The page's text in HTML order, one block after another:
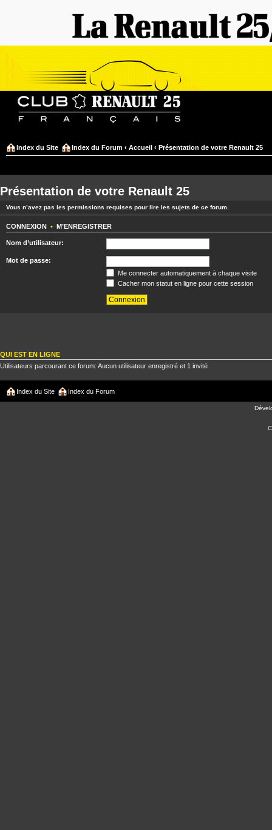
Index du Site Index du Forum ‹ Accueil ‹ Présentation de votre Renault 25
Présentation de votre Renault 25
Vous n’avez pas les permissions requises pour lire les sujets de ce forum.
CONNEXION • M’ENREGISTRER
Nom d’utilisateur:
Mot de passe:
Me connecter automatiquement à chaque visite
Cacher mon statut en ligne pour cette session
QUI EST EN LIGNE
Utilisateurs parcourant ce forum: Aucun utilisateur enregistré et 1 invité
Index du Site Index du Forum